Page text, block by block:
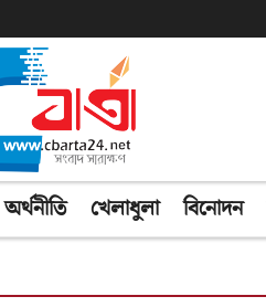
অর্থনীতি খেলাধুলা বিনোদন